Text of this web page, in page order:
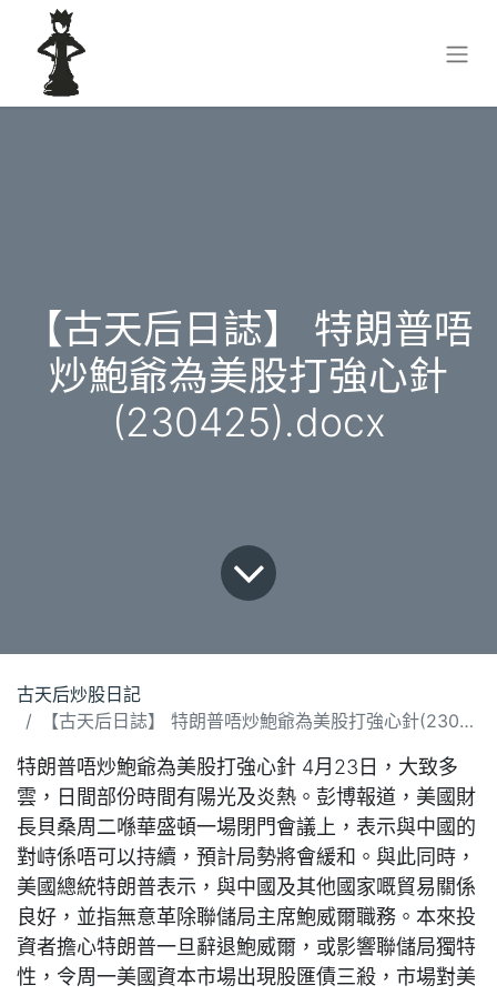
【古天后日誌】 特朗普唔
炒鮑爺為美股打強心針
(230425).docx
古天后炒股日記
【古天后日誌】 特朗普唔炒鮑爺為美股打強心針(230425).docx
特朗普唔炒鮑爺為美股打強心針 4月23日，大致多
雲，日間部份時間有陽光及炎熱。彭博報道，美國財
長貝桑周二喺華盛頓一場閉門會議上，表示與中國的
對峙係唔可以持續，預計局勢將會緩和。與此同時，
美國總統特朗普表示，與中國及其他國家嘅貿易關係
良好，並指無意革除聯儲局主席鮑威爾職務。本來投
資者擔心特朗普一旦辭退鮑威爾，或影響聯儲局獨特
性，令周一美國資本市場出現股匯債三殺，市場對美